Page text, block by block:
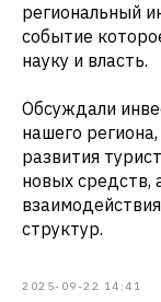
региональный
событие
науку и власть.
Обсуждали
нашего
развития
новых средств,
структур.
2025-09-22 14:41